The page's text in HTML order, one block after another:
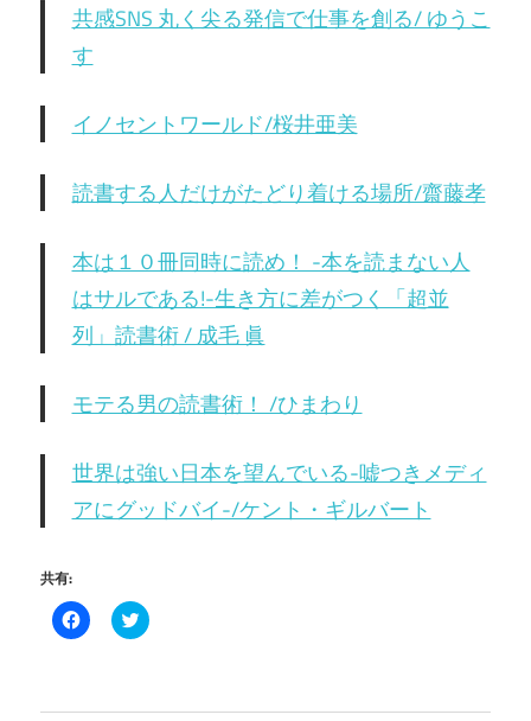
共感SNS 丸く尖る発信で仕事を創る/ ゆうこ
す
イノセントワールド/桜井亜美
読書する人だけがたどり着ける場所/齋藤孝
本は１０冊同時に読め！ -本を読まない人
はサルである!-生き方に差がつく「超並
列」読書術 / 成毛 眞
モテる男の読書術！ /ひまわり
世界は強い日本を望んでいる-嘘つきメディ
アにグッドバイ-/ケント・ギルバート
共有:
Facebook
で
に
ク
リ
Twitter